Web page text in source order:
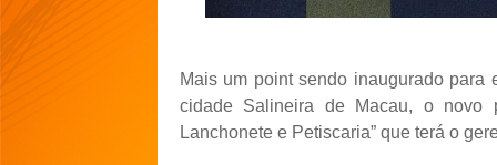
Mais um point sendo inaugurado para
cidade Salineira de Macau, o novo
Lanchonete e Petiscaria” que terá o